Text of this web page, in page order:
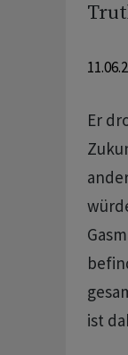
Er
ist